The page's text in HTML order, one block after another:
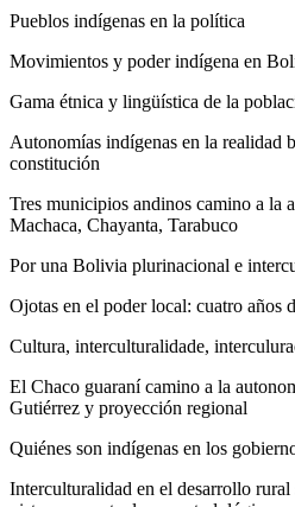
Pueblos indígenas en la política
Movimientos y poder indígena en
Gama étnica y lingüística de la
Autonomías indígenas en la realidad
constitución
Tres municipios andinos camino a la
Machaca, Chayanta, Tarabuco
Por una Bolivia plurinacional e
Ojotas en el poder local: cuatro años
Cultura, interculturalidade,
El Chaco guaraní camino a la
Gutiérrez y proyección regional
Quiénes son indígenas en los
Interculturalidad en el desarrollo